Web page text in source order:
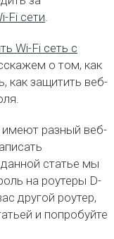
Fi сети.
Wi-Fi сеть с
о том, как
как защитить веб-
имеют разный веб-
статье мы
на роутеры D-
другой роутер,
и попробуйте